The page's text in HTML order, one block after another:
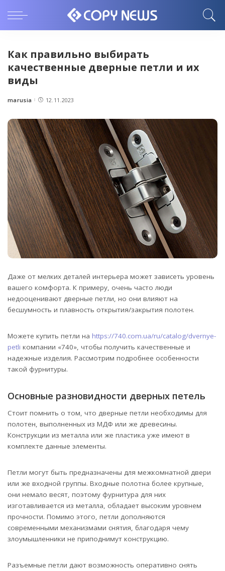
Как правильно выбирать
качественные дверные петли и их
виды
Posted
marusia 12.11.2023
Даже от мелких деталей интерьера может зависеть уровень
вашего комфорта. К примеру, очень часто люди
недооценивают дверные петли, но они влияют на
бесшумность и плавность открытия/закрытия полотен.
Можете купить петли на https://740.com.ua/ru/catalog/dvernye-
petli компании «740», чтобы получить качественные и
надежные изделия. Рассмотрим подробнее особенности
такой фурнитуры.
Основные разновидности дверных петель
Стоит помнить о том, что дверные петли необходимы для
полотен, выполненных из МДФ или же древесины.
Конструкции из металла или же пластика уже имеют в
комплекте данные элементы.
Петли могут быть предназначены для межкомнатной двери
или же входной группы. Входные полотна более крупные,
они немало весят, поэтому фурнитура для них
изготавливается из металла, обладает высоким уровнем
прочности. Помимо этого, петли дополняются
современными механизмами снятия, благодаря чему
злоумышленники не приподнимут конструкцию.
Разъемные петли дают возможность оперативно снять